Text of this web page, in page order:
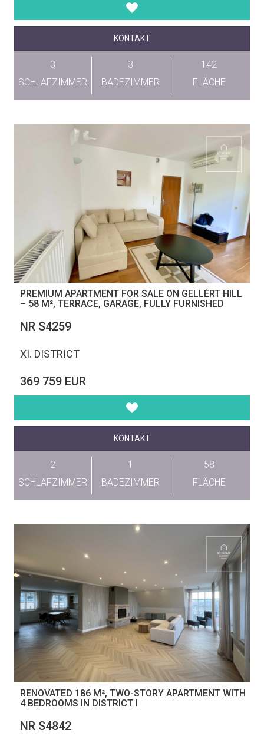
KONTAKT
3
SCHLAFZIMMER
3
BADEZIMMER
142
FLÄCHE
PREMIUM APARTMENT FOR SALE ON GELLÉRT HILL
– 58 M², TERRACE, GARAGE, FULLY FURNISHED
NR S4259
XI. DISTRICT
369 759 EUR
KONTAKT
2
SCHLAFZIMMER
1
BADEZIMMER
58
FLÄCHE
RENOVATED 186 M², TWO-STORY APARTMENT WITH
4 BEDROOMS IN DISTRICT I
NR S4842